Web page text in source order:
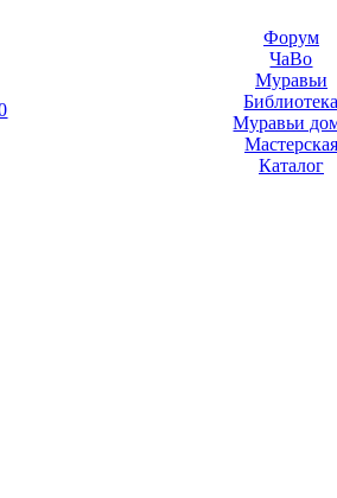
Форум
ЧаВо
Муравьи
Муравьи
Мастерская
Каталог